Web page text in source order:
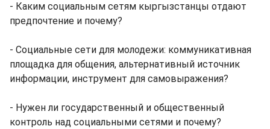
- Каким социальным сетям кыргызстанцы отдают
предпочтение и почему?
- Социальные сети для молодежи: коммуникативная
площадка для общения, альтернативный источник
информации, инструмент для самовыражения?
- Нужен ли государственный и общественный
контроль над социальными сетями и почему?